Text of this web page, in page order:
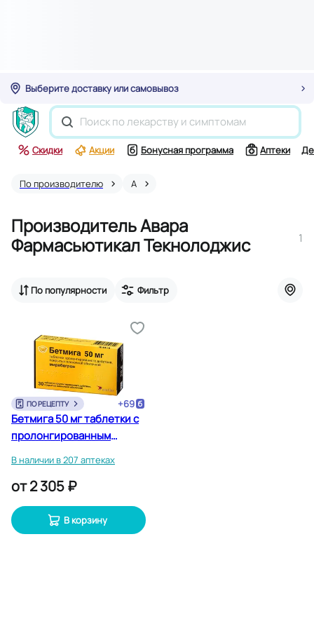
Выберите доставку или самовывоз
Скидки Акции Бонусная программа Аптеки
По производителю А
Производитель Авара
Фармасьютикал Текнолоджис
1
По популярности Фильтр
ПО РЕЦЕПТУ +69
Бетмига 50 мг таблетки с
пролонгированным
В наличии в 207 аптеках
от2 305 ₽
В корзину